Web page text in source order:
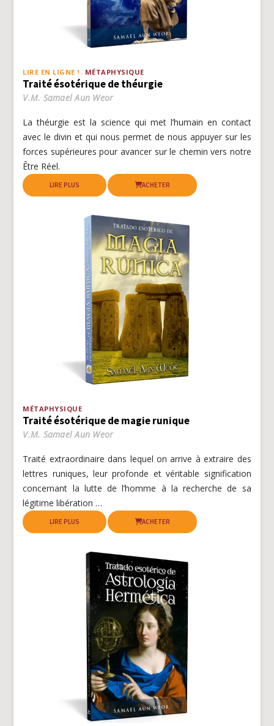
LIRE EN LIGNE ! MÉTAPHYSIQUE
Traité ésotérique de théurgie
V.M. Samael Aun Weor
La théurgie est la science qui met l’humain en contact
avec le divin et qui nous permet de nous appuyer sur les
forces supérieures pour avancer sur le chemin vers notre
Être Réel.
LIRE PLUS ACHETER
MÉTAPHYSIQUE
Traité ésotérique de magie runique
V.M. Samael Aun Weor
Traité extraordinaire dans lequel on arrive à extraire des
lettres runiques, leur profonde et véritable signification
concernant la lutte de l’homme à la recherche de sa
légitime libération …
LIRE PLUS ACHETER